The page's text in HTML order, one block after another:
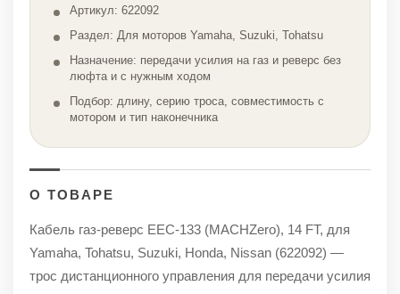
Артикул: 622092
Раздел: Для моторов Yamaha, Suzuki, Tohatsu
Назначение: передачи усилия на газ и реверс без
люфта и с нужным ходом
Подбор: длину, серию троса, совместимость с
мотором и тип наконечника
О ТОВАРЕ
Кабель газ-реверс EEC-133 (MACHZero), 14 FT, для
Yamaha, Tohatsu, Suzuki, Honda, Nissan (622092) —
трос дистанционного управления для передачи усилия